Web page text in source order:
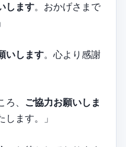
します。おかげさまで
いします。心より感謝
、 ご協力お願いしま
ます。」